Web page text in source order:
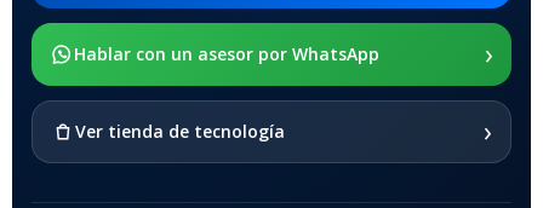
SOPORTE DE APOYO
Hablar con un asesor por WhatsApp ›
Ver tienda de tecnología ›